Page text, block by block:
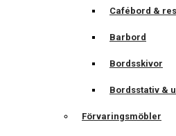
Cafébord &
Barbord
Bordsskivor
Bordsstativ &
Förvaringsmöbler